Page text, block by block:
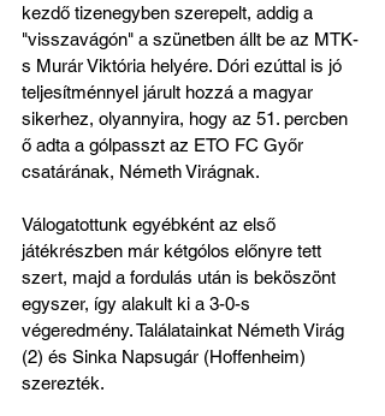
kezdő tizenegyben szerepelt, addig a
"visszavágón" a szünetben állt be az MTK-
s Murár Viktória helyére. Dóri ezúttal is jó
teljesítménnyel járult hozzá a magyar
sikerhez, olyannyira, hogy az 51. percben
ő adta a gólpasszt az ETO FC Győr
csatárának, Németh Virágnak.
Válogatottunk egyébként az első
játékrészben már kétgólos előnyre tett
szert, majd a fordulás után is beköszönt
egyszer, így alakult ki a 3-0-s
végeredmény. Találatainkat Németh Virág
(2) és Sinka Napsugár (Hoffenheim)
szerezték.